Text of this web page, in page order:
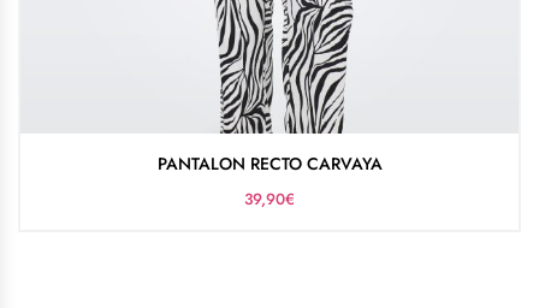
PANTALON RECTO CARVAYA
39,90€